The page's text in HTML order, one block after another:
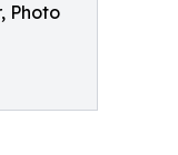
Photo